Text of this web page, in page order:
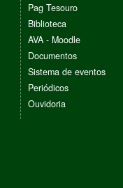
Pag Tesouro
Biblioteca
AVA - Moodle
Documentos
Sistema de eventos
Periódicos
Ouvidoria